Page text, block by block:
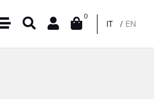
0
IT EN